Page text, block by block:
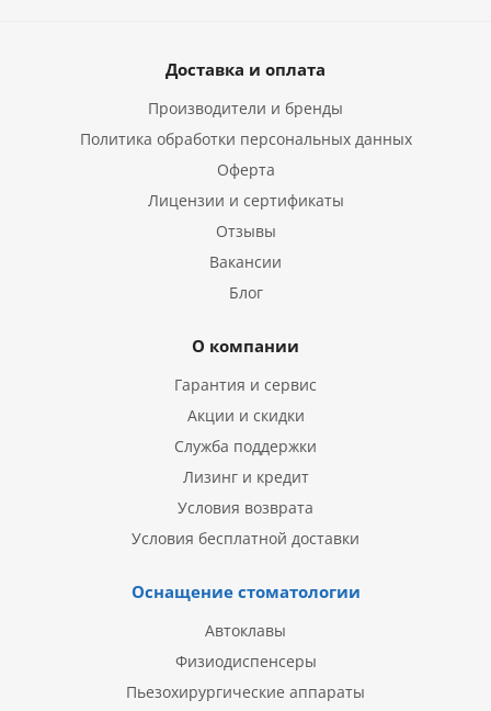
Доставка и оплата
Производители и бренды
Политика обработки персональных данных
Оферта
Лицензии и сертификаты
Отзывы
Вакансии
Блог
О компании
Гарантия и сервис
Акции и скидки
Служба поддержки
Лизинг и кредит
Условия возврата
Условия бесплатной доставки
Оснащение стоматологии
Автоклавы
Физиодиспенсеры
Пьезохирургические аппараты